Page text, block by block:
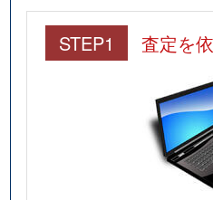
STEP1 査定を